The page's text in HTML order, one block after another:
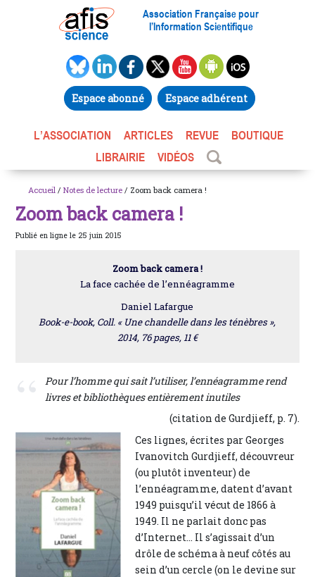
Association Française pour
l’Information Scientifique
Espace abonné Espace adhérent
L’ASSOCIATION ARTICLES REVUE
BOUTIQUE
LIBRAIRIE
VIDÉOS
Accueil / Notes de lecture / Zoom back camera !
Zoom back camera !
Publié en ligne le 25 juin 2015
Zoom back camera !
La face cachée de l’ennéagramme
Daniel Lafargue
Book-e-book, Coll. « Une chandelle dans les ténèbres »,
2014, 76 pages, 11 €
Pour l’homme qui sait l’utiliser, l’ennéagramme rend
livres et bibliothèques entièrement inutiles
(citation de Gurdjieff, p. 7).
Ces lignes, écrites par Georges
Ivanovitch Gurdjieff, découvreur
(ou plutôt inventeur) de
l’ennéagramme, datent d’avant
1949 puisqu’il vécut de 1866 à
1949. Il ne parlait donc pas
d’Internet… Il s’agissait d’un
drôle de schéma à neuf côtés au
sein d’un cercle (on le devine sur